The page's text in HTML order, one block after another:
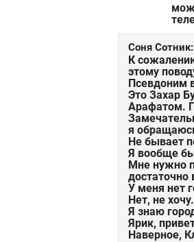
Соня Сотник:
К
этому
Псевдоним
Это Захар
Арафатом.
я
Не бывает
Я вообще
Мне нужно
достаточно
У меня нет
Нет, не хочу.
Я знаю
Ярик,
Наверное,